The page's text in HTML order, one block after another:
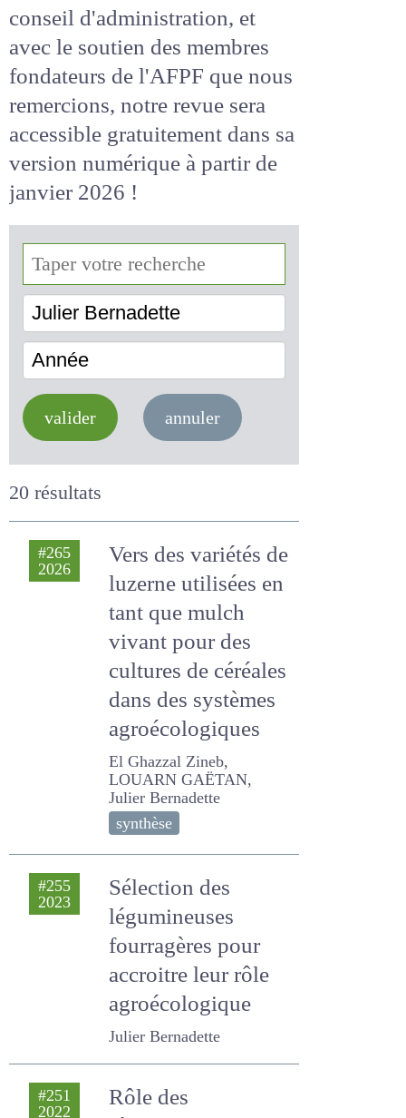
Suite à la décision de notre
conseil d'administration, et
avec le soutien des membres
fondateurs de l'AFPF que nous
remercions, notre revue sera
accessiblegratuitementdans
sa version numérique
de janvier 2026 !
Julier Bernadette
valider annuler
20 résultats
#265
Vers des variétés
de luzerne utilisées
en tant que mulch
vivant pour des
cultures de
céréales dans des
systèmes
agroécologiques
El Ghazzal Zineb, LOUARN
GAËTAN, Julier Bernadette
synthèse
Sélection des
légumineuses
fourragères pour
accroitre leur rôle
agroécologique